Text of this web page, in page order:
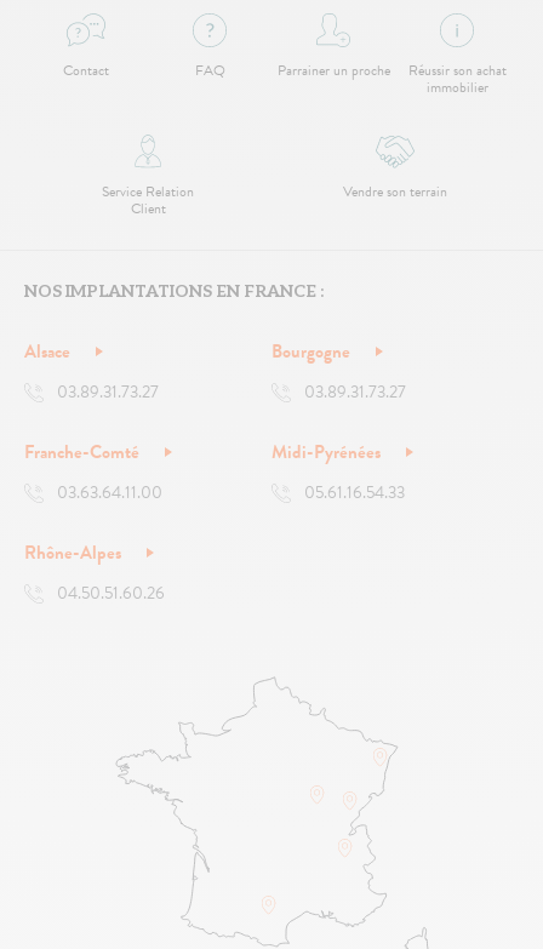
Contact FAQ Parrainer un proche Réussir son achat
immobilier
Service Relation
Client
Vendre son terrain
NOS IMPLANTATIONS EN FRANCE :
Alsace
03.89.31.73.27
Bourgogne
03.89.31.73.27
Franche-Comté
03.63.64.11.00
Midi-Pyrénées
05.61.16.54.33
Rhône-Alpes
04.50.51.60.26